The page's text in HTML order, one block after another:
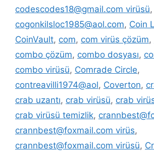
codescodes18@gmail.com virüsü,
cogonkilsloc1985@aol.com, Coin
CoinVault, com, com virüs çözüm,
combo çözüm, combo dosyası,
combo virüsü, Comrade Circle,
contreavilli1974@aol, Coverton,
crab uzantı, crab virüsü, crab
crab virüsü temizlik,
crannbest@foxmail.com virüs,
crannbest@foxmail.com virüsü,